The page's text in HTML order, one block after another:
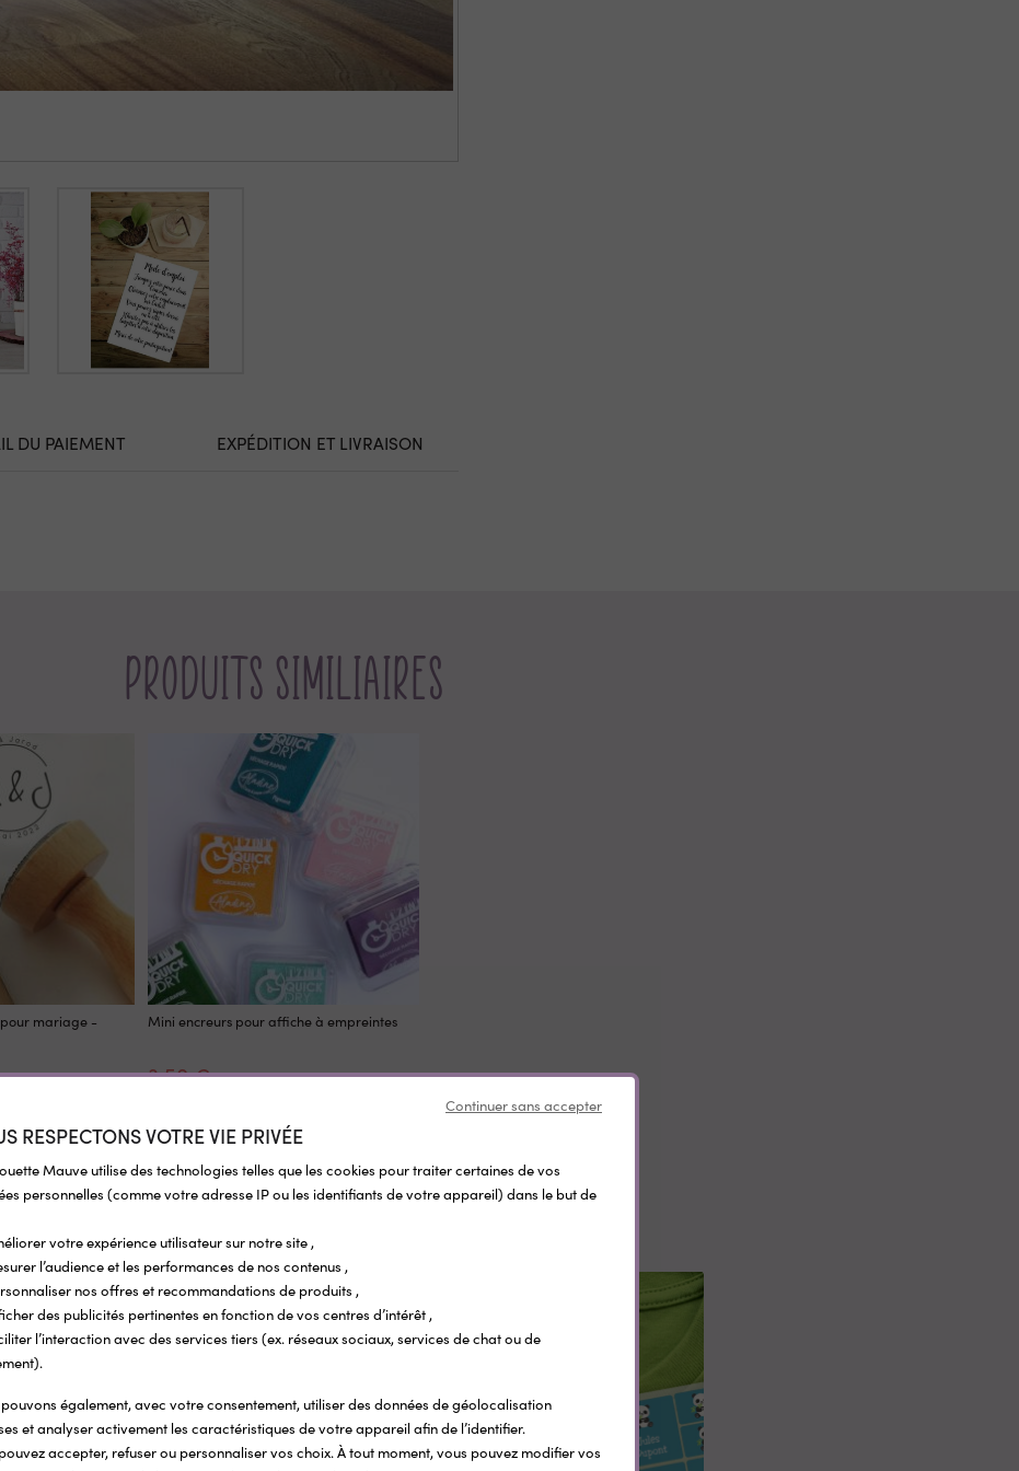
DU PAIEMENT EXPÉDITION ET LIVRAISON
Produits similiaires
mariage -
Mini encreurs pour affiche à empreintes
3,50 €
Pour compléter
Continuer sans accepter
RESPECTONS VOTRE VIE PRIVÉE
Mauve utilise des technologies telles que les cookies pour traiter certaines de vos
personnelles (comme votre adresse IP ou les identifiants de votre appareil) dans le but de
votre expérience utilisateur sur notre site ,
l’audience et les performances de nos contenus ,
nos offres et recommandations de produits ,
des publicités pertinentes en fonction de vos centres d’intérêt ,
l’interaction avec des services tiers (ex. réseaux sociaux, services de chat ou de
également, avec votre consentement, utiliser des données de géolocalisation
et analyser activement les caractéristiques de votre appareil afin de l’identifier.
accepter, refuser ou personnaliser vos choix. À tout moment, vous pouvez modifier vos